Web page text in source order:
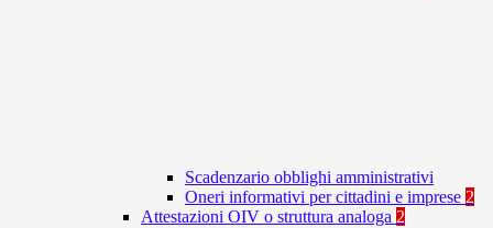
Scadenzario obblighi amministrativi
Oneri informativi per cittadini e imprese 2
Attestazioni OIV o struttura analoga 2